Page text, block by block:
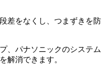
差をなくし、つまずきを防
、パナソニックのシステム
解消できます。